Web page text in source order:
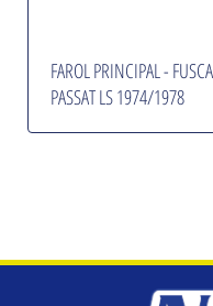
FAROL PRINCIPAL -
PASSAT LS 1974/1978